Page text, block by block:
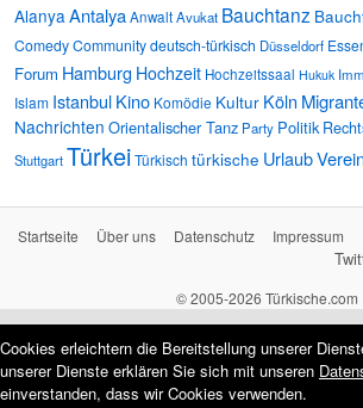
AlanyaAntalyaAnwaltAvukat Bauchtanz
ComedyCommunitydeutsch-türkisch Düsseldorf
Forum Hamburg Hochzeit Hochzeitssaal Hukuk
Islam IstanbulKino Komödie Kultur Köln
Nachrichten Orientalischer Tanz Party Politik
StuttgartTürkeiTürkisch türkische Urlaub
Startseite Über uns Datenschutz Impressum
© 2005-2026 Türkische.com
Cookies erleichtern die Bereitstellung unserer
unserer Dienste erklären Sie sich mit unseren
einverstanden, dass wir Cookies verwenden.